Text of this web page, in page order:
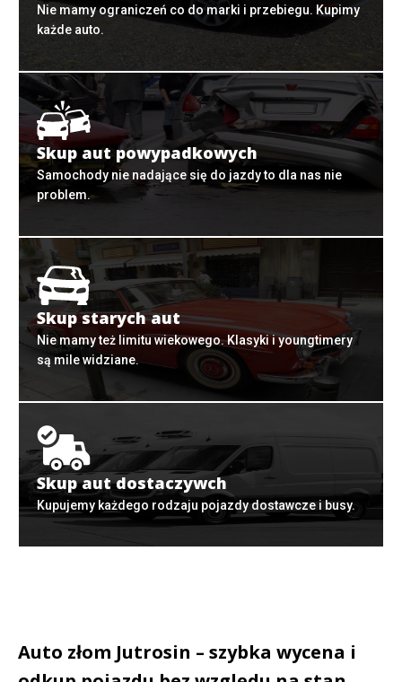
Nie mamy ograniczeń co do marki i przebiegu. Kupimy
każde auto.
Skup aut powypadkowych
Samochody nie nadające się do jazdy to dla nas nie
problem.
Skup starych aut
Nie mamy też limitu wiekowego. Klasyki i youngtimery
są mile widziane.
Skup aut dostaczywch
Kupujemy każdego rodzaju pojazdy dostawcze i busy.
Auto złom Jutrosin – szybka wycena i